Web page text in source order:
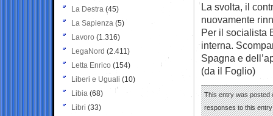
La svolta, il
nuovamente
Per il socialista
interna.
Spagna e
(da il Foglio)
This entry was posted
responses to this
La Destra (45)
La Sapienza (5)
Lavoro (1.316)
LegaNord (2.411)
Letta Enrico (154)
Liberi e Uguali (10)
Libia (68)
Libri (33)